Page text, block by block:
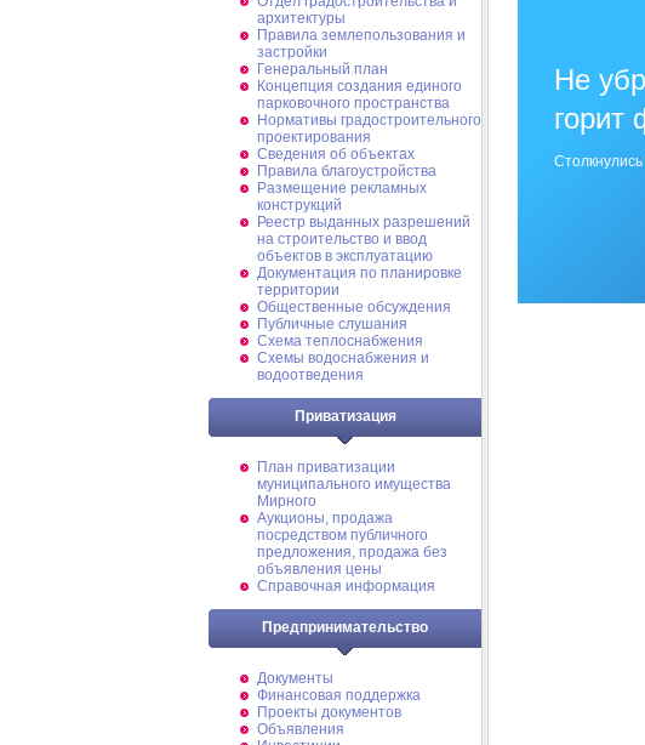
архитектуры
Правила землепользования и
застройки
Генеральный план
Концепция создания единого
парковочного пространства
Нормативы градостроительного
проектирования
Сведения об объектах
Правила благоустройства
Размещение рекламных
конструкций
Реестр выданных разрешений
на строительство и ввод
объектов в эксплуатацию
Документация по планировке
территории
Общественные обсуждения
Публичные слушания
Схема теплоснабжения
Схемы водоснабжения и
водоотведения
Приватизация
План приватизации
муниципального имущества
Мирного
Аукционы, продажа
посредством публичного
предложения, продажа без
объявления цены
Справочная информация
Предпринимательство
Документы
Финансовая поддержка
Проекты документов
Объявления
Не
горит